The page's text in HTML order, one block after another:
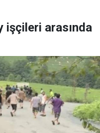
işçileri arasında